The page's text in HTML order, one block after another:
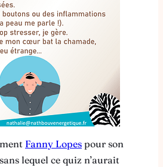
Fanny Lopes pour son
lequel ce quiz n’aurait